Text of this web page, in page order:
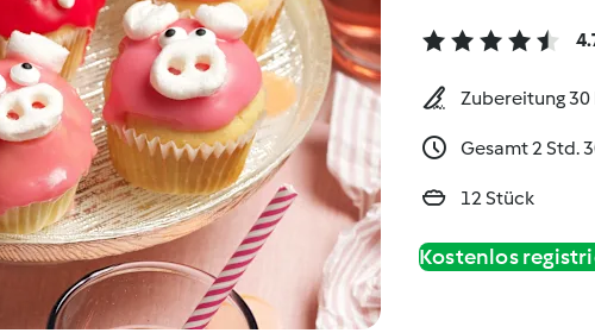
Zubereitung 30
Gesamt 2 Std.
12 Stück
Kostenlos